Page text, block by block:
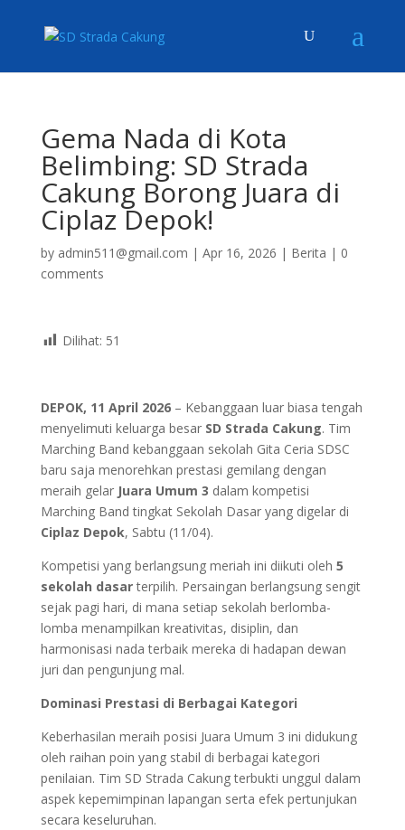
Gema Nada di Kota
Belimbing: SD Strada
Cakung Borong Juara di
Ciplaz Depok!
by admin511@gmail.com | Apr 16, 2026 | Berita | 0
comments
Dilihat: 51
DEPOK, 11 April 2026– Kebanggaan luar biasa tengah
menyelimuti keluarga besar SD Strada Cakung. Tim
Marching Band kebanggaan sekolah Gita Ceria SDSC
baru saja menorehkan prestasi gemilang dengan
meraih gelar Juara Umum 3 dalam kompetisi
Marching Band tingkat Sekolah Dasar yang digelar di
Ciplaz Depok, Sabtu (11/04).
Kompetisi yang berlangsung meriah ini diikuti oleh 5
sekolah dasarterpilih. Persaingan berlangsung sengit
sejak pagi hari, di mana setiap sekolah berlomba-
lomba menampilkan kreativitas, disiplin, dan
harmonisasi nada terbaik mereka di hadapan dewan
juri dan pengunjung mal.
Dominasi Prestasi di Berbagai Kategori
Keberhasilan meraih posisi Juara Umum 3 ini didukung
oleh raihan poin yang stabil di berbagai kategori
penilaian. Tim SD Strada Cakung terbukti unggul dalam
aspek kepemimpinan lapangan serta efek pertunjukan
secara keseluruhan.